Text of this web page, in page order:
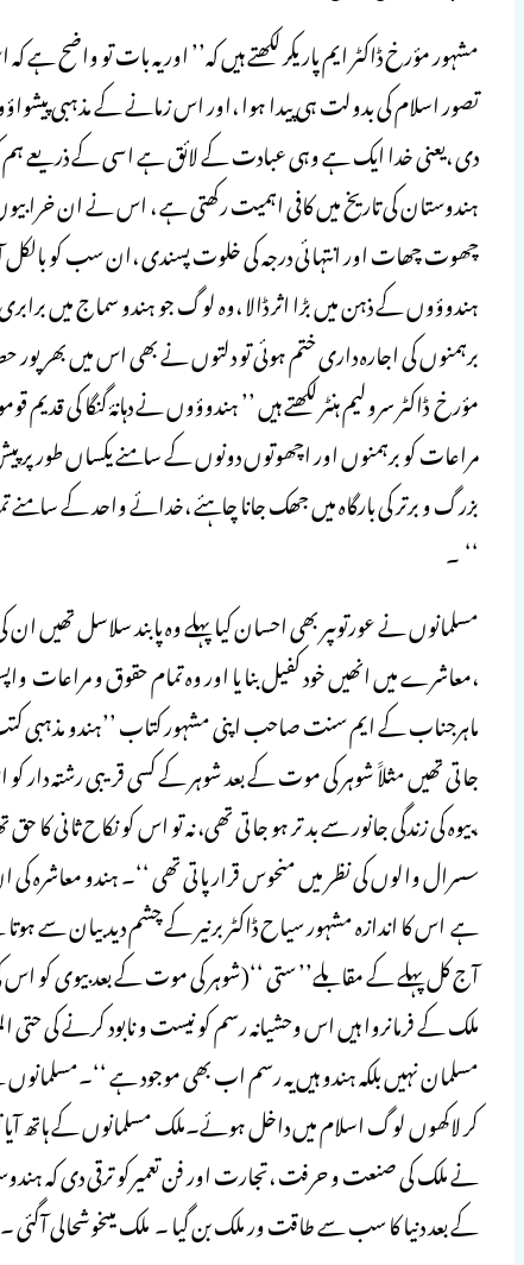
مشہور مؤرخ ڈاکٹر ایم پاریکر لکھتے ہیں کہ’’ اور یہ بات تو واضح
تصور اسلام کی بدولت ہی پیدا ہوا ،اور اس زمانے کے مذہبی
دی ،یعنی خدا ایک ہے وہی عبادت کے لائق ہے اسی کے ذریعے ہم
ہندوستان کی تاریخ میں کافی اہمیت رکھتی ہے ، اس نے ان
چھوت چھات اور انتہائی درجہ کی خلوت پسندی ،ان سب کو
ہندوؤوں کے ذہن میں بڑا اثر ڈالا ،وہ لوگ جو ہندو سماج
برہمنوں کی اجارہ داری ختم ہوئی تو دلتوں نے بھی اس میں بھر
مؤرخ ڈاکٹر سرولیم ہنٹر لکھتے ہیں ’’ ہندوؤوں نے دہانۂ گنگا کی
مراعات کو برہمنوں اور اچھوتوں دونوں کے سامنے یکساں طور پر
بزرگ و برتر کی بارگاہ میں جھک جانا چاہئے ،خدائے واحد کے
‘‘ ۔
مسلمانوں نے عورتوںپر بھی احسان کیا پہلے وہ پابند سلاسل
،معاشرے میں انھیں خود کفیل بنا یا اور وہ تمام حقوق و مراعات
ماہرجناب کے ایم سنت صاحب اپنی مشہور کتاب ’’ہندو مذہبی کتب
جاتی تھیں مثلاََ شوہر کی موت کے بعد شوہر کے کسی قریبی رشتہ دار
،بیوہ کی زندگی جانور سے بد تر ہو جاتی تھی، نہ تو اس کو نکاح ثانی
سسرال والوں کی نظر میں منحوس قرار پاتی تھی ‘‘۔ ہندو معاشرہ
ہے اس کا اندازہ مشہور سیاح ڈاکٹر برنیر کے چشم دید بیان سے
آج کل پہلے کے مقابلے’’ ستی ‘‘(شوہر کی موت کے بعد بیوی کو اس
ملک کے فرمانروا ہیں اس وحشیانہ رسم کو نیست و نابود کرنے کی
مسلمان نہیں بلکہ ہندو ہیں یہ رسم اب بھی موجود ہے
کر لاکھوں لوگ اسلام میں داخل ہوئے۔ملک مسلمانوں کے ہاتھ آیا
نے ملک کی صنعت و حرفت ،تجارت اور فن تعمیرکو ترقی دی کہ
کے بعد دنیا کا سب سے طاقت ور ملک بن گیا ۔ ملک میںخوشحالی آگئی ۔